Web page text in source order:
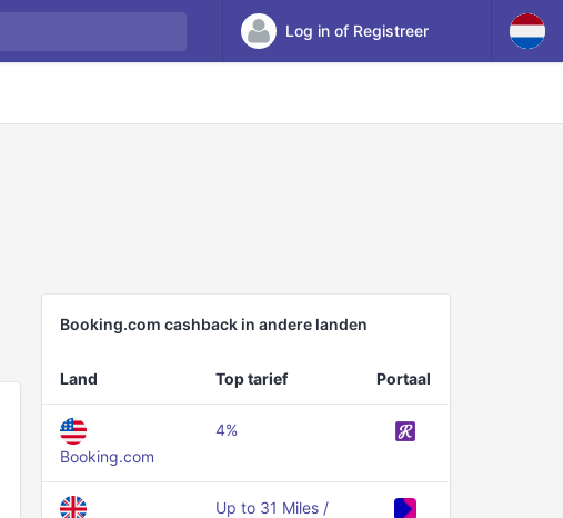
Log in of Registreer
Booking.com cashback in andere landen
Land Top tarief Portaal
Booking.com
4%
Up to 31 Miles /